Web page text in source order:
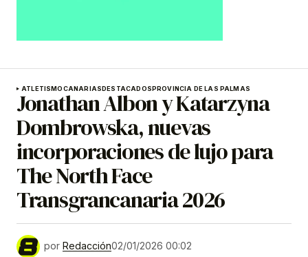
ATLETISMOCANARIAS DESTACADOS PROVINCIA DE LAS PALMAS
Jonathan Albon y Katarzyna
Dombrowska, nuevas
incorporaciones de lujo para
The North Face
Transgrancanaria 2026
por Redacción02/01/2026 00:02